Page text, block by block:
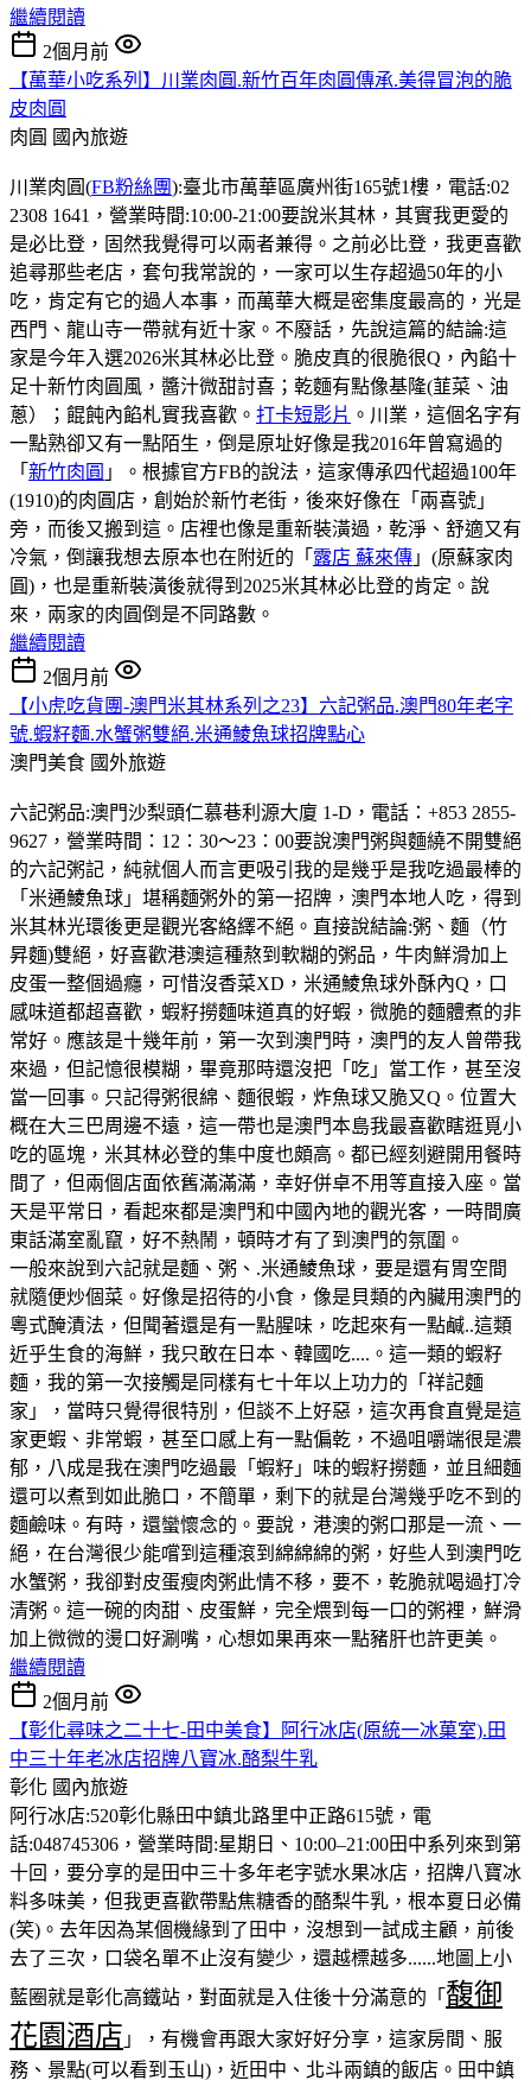
繼續閱讀
2個月前
【萬華小吃系列】川業肉圓.新竹百年肉圓傳承.美得冒泡的脆
皮肉圓
肉圓 國內旅遊
川業肉圓(FB粉絲團):臺北市萬華區廣州街165號1樓，電話:02
2308 1641，營業時間:10:00-21:00要說米其林，其實我更愛的
是必比登，固然我覺得可以兩者兼得。之前必比登，我更喜歡
追尋那些老店，套句我常說的，一家可以生存超過50年的小
吃，肯定有它的過人本事，而萬華大概是密集度最高的，光是
西門、龍山寺一帶就有近十家。不廢話，先說這篇的結論:這
家是今年入選2026米其林必比登。脆皮真的很脆很Q，內餡十
足十新竹肉圓風，醬汁微甜討喜；乾麵有點像基隆(韮菜、油
蔥）；餛飩內餡札實我喜歡。 打卡短影片 。川業，這個名字有
一點熟卻又有一點陌生，倒是原址好像是我2016年曾寫過的
「 新竹肉圓 」。根據官方FB的說法，這家傳承四代超過100年
(1910)的肉圓店，創始於新竹老街，後來好像在「兩喜號」
旁，而後又搬到這。店裡也像是重新裝潢過，乾淨、舒適又有
冷氣，倒讓我想去原本也在附近的「 露店 蘇來傳 」(原蘇家肉
圓)，也是重新裝潢後就得到2025米其林必比登的肯定。說
來，兩家的肉圓倒是不同路數。
繼續閱讀
2個月前
【小虎吃貨團-澳門米其林系列之23】六記粥品.澳門80年老字
號.蝦籽麵.水蟹粥雙絕.米通鯪魚球招牌點心
澳門美食 國外旅遊
六記粥品:澳門沙梨頭仁慕巷利源大廈 1-D，電話：+853 2855-
9627，營業時間：12：30～23：00要說澳門粥與麵繞不開雙絕
的六記粥記，純就個人而言更吸引我的是幾乎是我吃過最棒的
「米通鯪魚球」堪稱麵粥外的第一招牌，澳門本地人吃，得到
米其林光環後更是觀光客絡繹不絕。直接說結論:粥、麵（竹
昇麵)雙絕，好喜歡港澳這種熬到軟糊的粥品，牛肉鮮滑加上
皮蛋一整個過癮，可惜沒香菜XD，米通鯪魚球外酥內Q，口
感味道都超喜歡，蝦籽撈麵味道真的好蝦，微脆的麵體煮的非
常好。應該是十幾年前，第一次到澳門時，澳門的友人曾帶我
來過，但記憶很模糊，畢竟那時還沒把「吃」當工作，甚至沒
當一回事。只記得粥很綿、麵很蝦，炸魚球又脆又Q。位置大
概在大三巴周邊不遠，這一帶也是澳門本島我最喜歡瞎逛覓小
吃的區塊，米其林必登的集中度也頗高。都已經刻避開用餐時
間了，但兩個店面依舊滿滿滿，幸好併卓不用等直接入座。當
天是平常日，看起來都是澳門和中國內地的觀光客，一時間廣
東話滿室亂竄，好不熱鬧，頓時才有了到澳門的氛圍。
一般來說到六記就是麵、粥、.米通鯪魚球，要是還有胃空間
就隨便炒個菜。好像是招待的小食，像是貝類的內臟用澳門的
粵式醃漬法，但聞著還是有一點腥味，吃起來有一點鹹..這類
近乎生食的海鮮，我只敢在日本、韓國吃....。這一類的蝦籽
麵，我的第一次接觸是同樣有七十年以上功力的「祥記麵
家」，當時只覺得很特別，但談不上好惡，這次再食直覺是這
家更蝦、非常蝦，甚至口感上有一點偏乾，不過咀嚼端很是濃
郁，八成是我在澳門吃過最「蝦籽」味的蝦籽撈麵，並且細麵
還可以煮到如此脆口，不簡單，剩下的就是台灣幾乎吃不到的
麵鹼味。有時，還蠻懷念的。要說，港澳的粥口那是一流、一
絕，在台灣很少能嚐到這種滾到綿綿綿的粥，好些人到澳門吃
水蟹粥，我卻對皮蛋瘦肉粥此情不移，要不，乾脆就喝過打冷
清粥。這一碗的肉甜、皮蛋鮮，完全煨到每一口的粥裡，鮮滑
加上微微的燙口好涮嘴，心想如果再來一點豬肝也許更美。
繼續閱讀
2個月前
【彰化尋味之二十七-田中美食】阿行冰店(原統一冰菓室).田
中三十年老冰店招牌八寶冰.酪梨牛乳
彰化 國內旅遊
阿行冰店:520彰化縣田中鎮北路里中正路615號，電
話:048745306，營業時間:星期日、10:00–21:00田中系列來到第
十回，要分享的是田中三十多年老字號水果冰店，招牌八寶冰
料多味美，但我更喜歡帶點焦糖香的酪梨牛乳，根本夏日必備
(笑)。去年因為某個機緣到了田中，沒想到一試成主顧，前後
去了三次，口袋名單不止沒有變少，還越標越多......地圖上小
藍圈就是彰化高鐵站，對面就是入住後十分滿意的「 馥御
花園酒店 」，有機會再跟大家好好分享，這家房間、服
務、景點(可以看到玉山)，近田中、北斗兩鎮的飯店。田中鎮